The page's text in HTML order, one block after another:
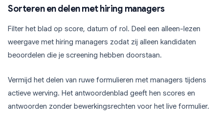
Sorteren en delen met hiring managers
Filter het blad op score, datum of rol. Deel een alleen-lezen
weergave met hiring managers zodat zij alleen kandidaten
beoordelen die je screening hebben doorstaan.
Vermijd het delen van ruwe formulieren met managers tijdens
actieve werving. Het antwoordenblad geeft hen scores en
antwoorden zonder bewerkingsrechten voor het live formulier.